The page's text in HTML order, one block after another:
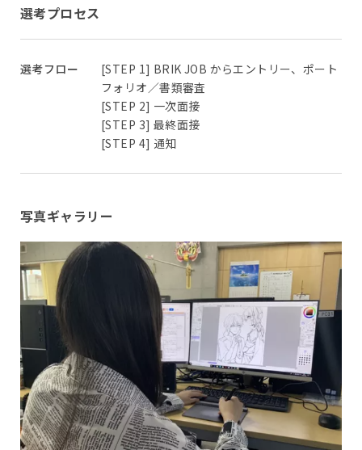
選考プロセス
選考フロー
[STEP 1] BRIK JOB からエントリー、ポート
フォリオ／書類審査
[STEP 2] 一次面接
[STEP 3] 最終面接
[STEP 4] 通知
写真ギャラリー